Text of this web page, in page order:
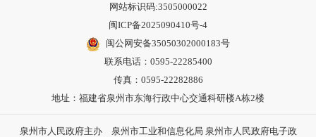
网站标识码:3505000022
闽ICP备2025090410号-4
闽公网安备35050302000183号
联系电话：0595-22285400
传真：0595-22282886
地址：福建省泉州市东海行政中心交通科研楼A栋2楼
泉州市人民政府主办 泉州市工业和信息化局 泉州市人民政府电子政